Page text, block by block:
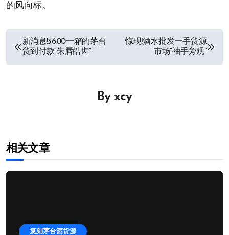
的风向标。
文
章
新消息!3600一箱的茅台
货到付款“朱唇皓齿”
惊现!酒水批发一手货源
市场“袖手旁观”
By xcy
相关文章
复刻茅台酒货源